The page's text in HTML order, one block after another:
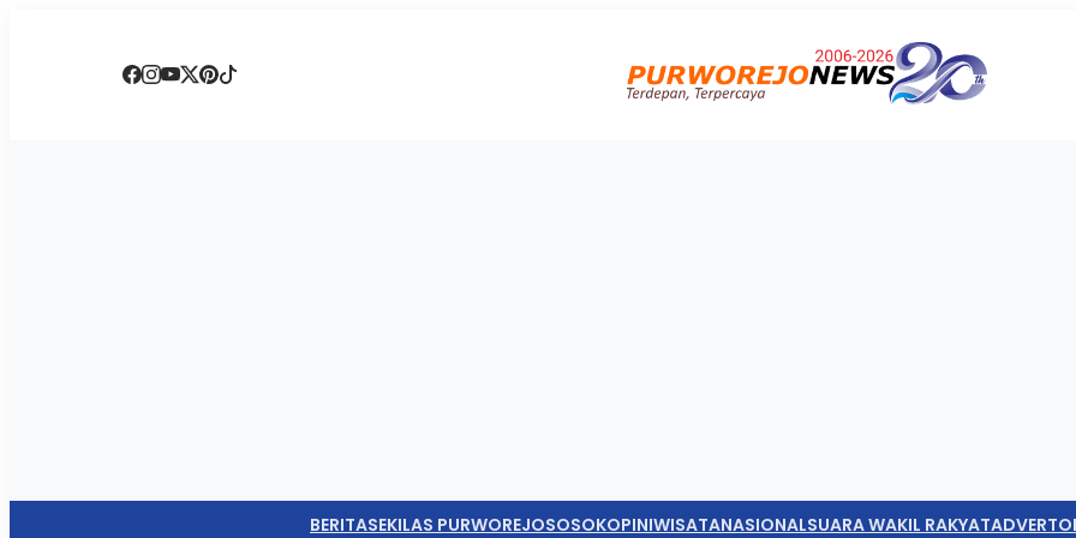
BERITASEKILAS PURWOREJOSOSOKOPINIWISATANASIONALSUARA WAKIL RAKYAT